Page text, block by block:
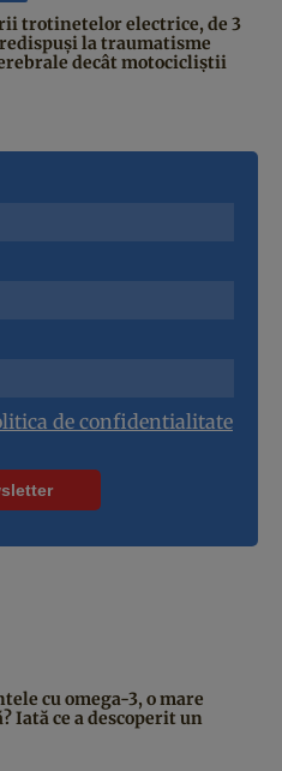
trotinetelor electrice, de 3
la traumatisme
decât motocicliștii
de confidentialitate
cu omega-3, o mare
Iată ce a descoperit un